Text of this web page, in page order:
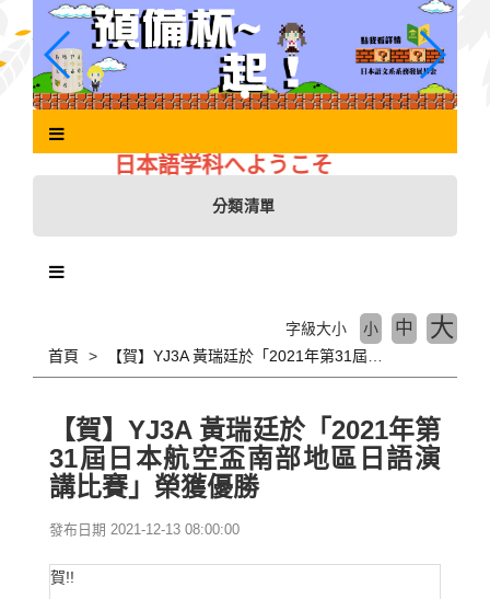
主
日本語学科へようこそ
分類清單
首頁
字級大小 小 中 大
【賀】YJ3A 黃瑞廷於「2021年第
31屆日本航空盃南部地區日語演
講比賽」榮獲優勝
發布日期 2021-12-13 08:00:00
賀!!